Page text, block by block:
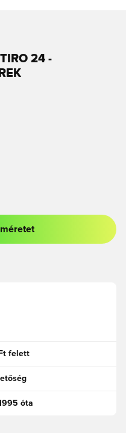
24 -
vagy a tagként való
felett
óta